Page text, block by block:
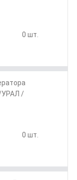
0 шт.
УРАЛ /
0 шт.